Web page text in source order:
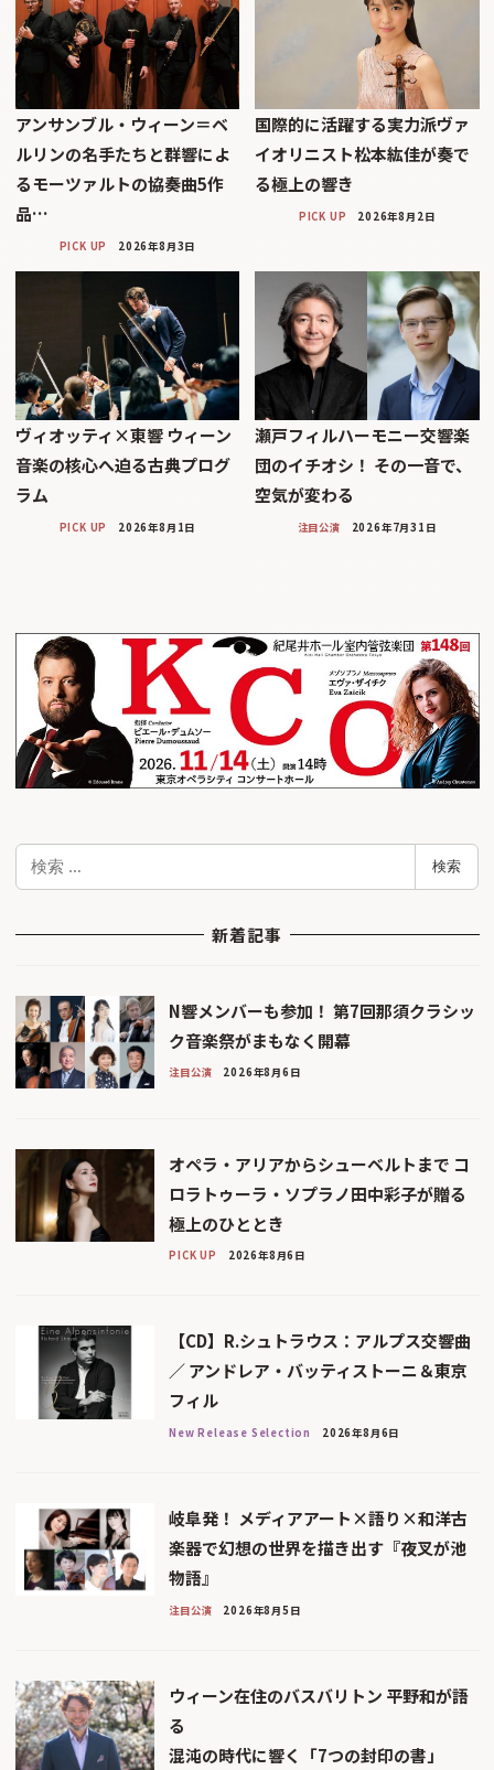
アンサンブル・ウィーン＝ベ
ルリンの名手たちと群響によ
るモーツァルトの協奏曲5作
品…
PICK UP 2026年8月3日
国際的に活躍する実力派ヴァ
イオリニスト松本紘佳が奏で
る極上の響き
PICK UP 2026年8月2日
ヴィオッティ×東響 ウィーン
音楽の核心へ迫る古典プログ
ラム
PICK UP 2026年8月1日
瀬戸フィルハーモニー交響楽
団のイチオシ！ その一音で、
空気が変わる
注目公演 2026年7月31日
検
検索
新着記事
N響メンバーも参加！ 第7回那須クラシッ
ク音楽祭がまもなく開幕
注目公演 2026年8月6日
オペラ・アリアからシューベルトまで コ
ロラトゥーラ・ソプラノ田中彩子が贈る
極上のひととき
PICK UP 2026年8月6日
【CD】R.シュトラウス：アルプス交響曲
／ アンドレア・バッティストーニ＆東京
フィル
New Release Selection 2026年8月6日
岐阜発！ メディアアート×語り×和洋古
楽器で幻想の世界を描き出す『夜叉が池
物語』
注目公演 2026年8月5日
ウィーン在住のバスバリトン 平野和が語
る
混沌の時代に響く「7つの封印の書」